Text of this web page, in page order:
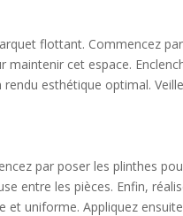
flottant. Commencez
cet espace.
esthétique optimal.
par poser les plinthes
entre les pièces. Enfin,
uniforme. Appliquez